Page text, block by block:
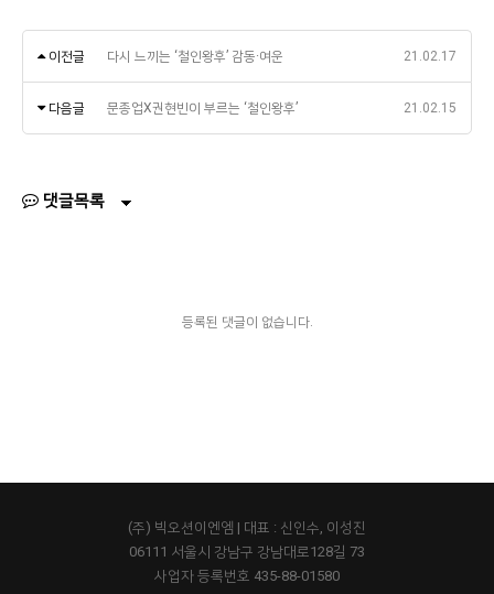
이전글 다시 느끼는 ‘철인왕후’ 감동·여운 21.02.17
다음글 문종업X권현빈이 부르는 ‘철인왕후’ 21.02.15
댓글목록
등록된 댓글이 없습니다.
(주) 빅오션이엔엠 | 대표 : 신인수, 이성진
06111 서울시 강남구 강남대로128길 73
사업자 등록번호 435-88-01580